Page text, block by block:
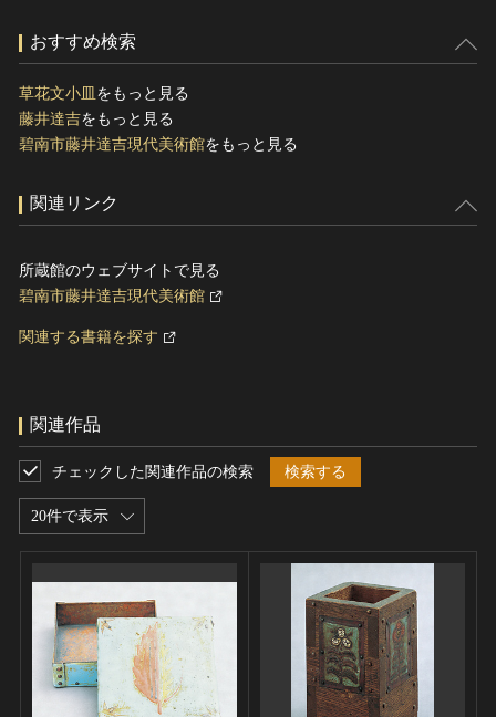
おすすめ検索
草花文小皿 をもっと見る
藤井達吉をもっと見る
碧南市藤井達吉現代美術館をもっと見る
関連リンク
所蔵館のウェブサイトで見る
碧南市藤井達吉現代美術館
関連する書籍を探す
関連作品
20件で表示
チェックした関連作品の検索 検索する